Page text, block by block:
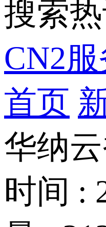
搜索热
CN2
首页
华纳
时间 :